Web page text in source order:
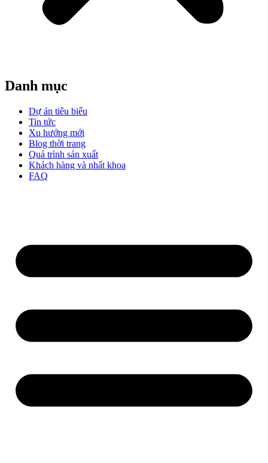
Danh mục
Dự án tiêu biểu
Tin tức
Xu hướng mới
Blog thời trang
Quá trình sản xuất
Khách hàng và nhất khoa
FAQ